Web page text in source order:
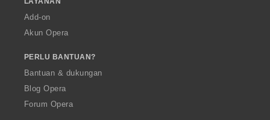
Add-on
Akun Opera
PERLU BANTUAN?
Bantuan & dukungan
Blog Opera
Forum Opera